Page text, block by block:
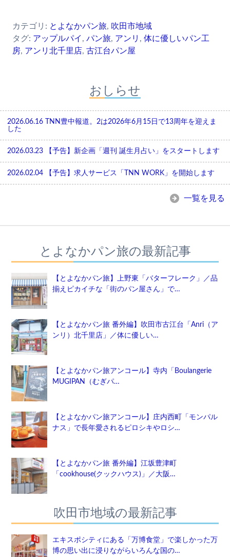
カテゴリ: とよなかパン旅, 吹田市地域
タグ: アップルパイ , パン旅, アンリ , 体に優しいパン工
房, アンリ北千里店, 古江台パン屋
おしらせ
2026.06.16
TNN豊中報道。2は2026年6月15日で13周年を迎えま
した
2026.03.23 【予告】新企画「週刊 誕生月占い」をスタートします
2026.02.04 【予告】求人サービス「TNN WORK」を開始します
一覧を見る
とよなかパン旅の最新記事
【とよなかパン旅】上野東「バターフレーク」／品
揃えピカイチな「街のパン屋さん」で…
【とよなかパン旅 番外編】吹田市古江台「Anri（ア
ンリ）北千里店」／体に優しい…
【とよなかパン旅アンコール】寺内「Boulangerie
MUGIPAN（むぎパ…
【とよなかパン旅アンコール】庄内西町「モンパル
ナス」で長年愛されるピロシキやロシ…
【とよなかパン旅 番外編】江坂豊津町
「cookhouse(クックハウス)」／大阪…
吹田市地域の最新記事
エキスポシティにある「万博食堂」で楽しかった万
博の思い出に浸りながらいろんな国の…